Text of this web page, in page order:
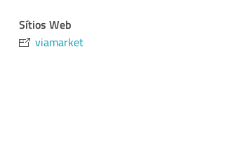
Sítios Web
viamarket